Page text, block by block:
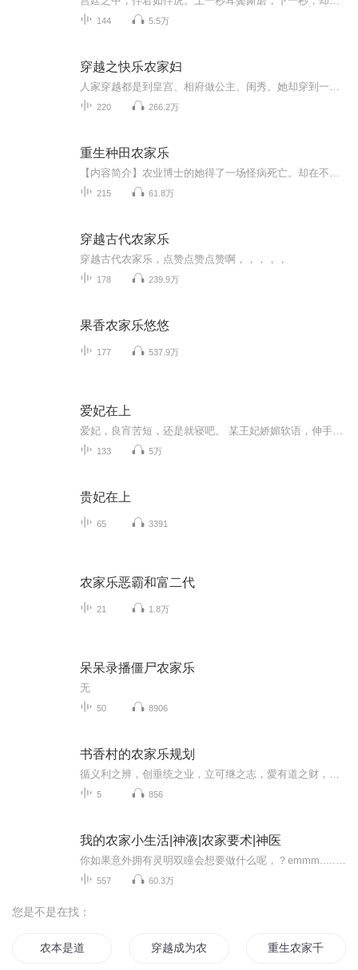
144 5.5万
穿越之快乐农家妇
220 266.2万
重生种田农家乐
215 61.8万
穿越古代农家乐
穿越古代农家乐，点赞点赞点赞啊，，，，，
178 239.9万
果香农家乐悠悠
177 537.9万
爱妃在上
133 5万
贵妃在上
65 3391
农家乐恶霸和富二代
21 1.8万
呆呆录播僵尸农家乐
无
50 8906
书香村的农家乐规划
5 856
我的农家小生活|神液|农家要术|神医
557 60.3万
您是不是在找：
农本是道 穿越成为农家女 重生农家千金